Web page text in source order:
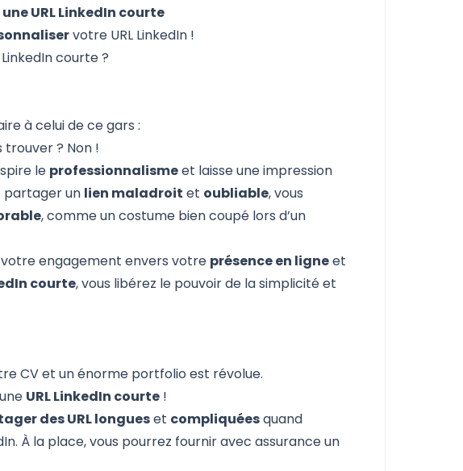
URL LinkedIn courte
votre URL LinkedIn !
courte ?
à celui de ce gars :
trouver ? Non !
le professionnalismeet laisse une impression
partager un lien maladroit et oubliable, vous
, comme un costume bien coupé lors d’un
engagement envers votre présence en ligneet
courte, vous libérez le pouvoir de la simplicité et
CV et un énorme portfolio est révolue.
URL LinkedIn courte !
des URL longueset compliquéesquand
À la place, vous pourrez fournir avec assurance un